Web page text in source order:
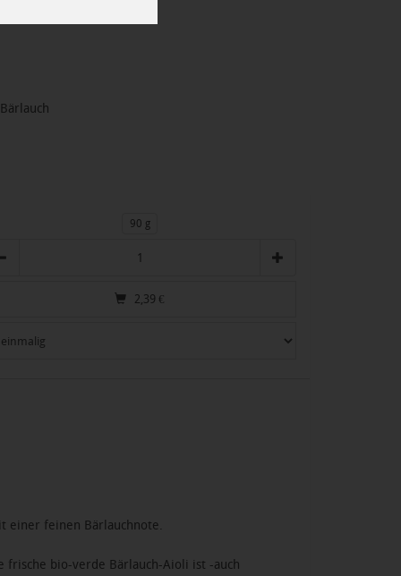
90 g
2,39 €
einer feinen Bärlauchnote.
frische bio-verde Bärlauch-Aioli ist -auch